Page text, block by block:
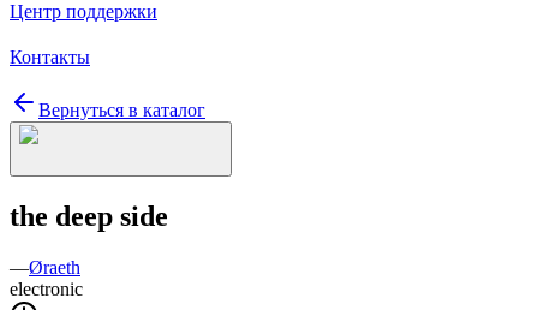
Центр поддержки
Контакты
Вернуться в каталог
the deep side
—Øraeth
electronic